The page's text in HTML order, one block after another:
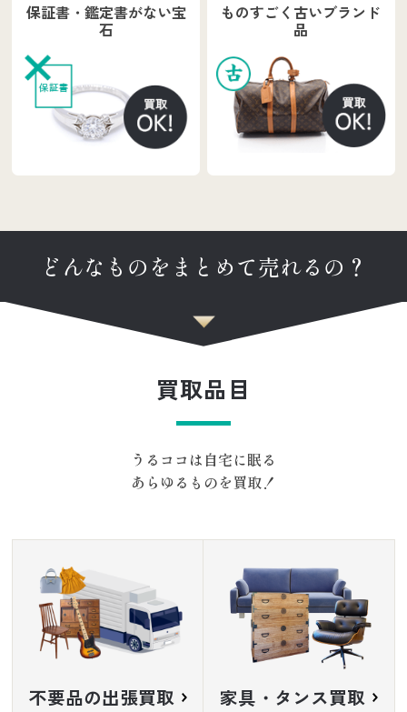
保証書・鑑定書がない宝
石
ものすごく古いブランド
品
どんなものをまとめて売れるの？
買取品目
うるココは自宅に眠る
あらゆるものを買取！
不要品の出張買取 家具・タンス買取